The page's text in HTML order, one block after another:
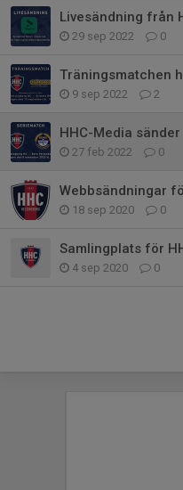
Livesändning från
29 sep 2022 0
Träningsmatchen
9 sep 2022 2
27 feb 2022 0
Webbsändningar
18 sep 2020 0
Samlingplats för
4 sep 2020 0